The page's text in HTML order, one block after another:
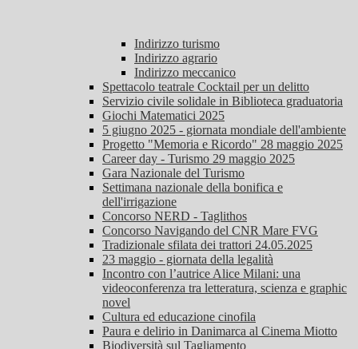
Indirizzo turismo
Indirizzo agrario
Indirizzo meccanico
Spettacolo teatrale Cocktail per un delitto
Servizio civile solidale in Biblioteca graduatoria
Giochi Matematici 2025
5 giugno 2025 - giornata mondiale dell'ambiente
Progetto "Memoria e Ricordo" 28 maggio 2025
Career day - Turismo 29 maggio 2025
Gara Nazionale del Turismo
Settimana nazionale della bonifica e
dell'irrigazione
Concorso NERD - Taglithos
Concorso Navigando del CNR Mare FVG
Tradizionale sfilata dei trattori 24.05.2025
23 maggio - giornata della legalità
Incontro con l’autrice Alice Milani: una
videoconferenza tra letteratura, scienza e graphic
novel
Cultura ed educazione cinofila
Paura e delirio in Danimarca al Cinema Miotto
Biodiversità sul Tagliamento